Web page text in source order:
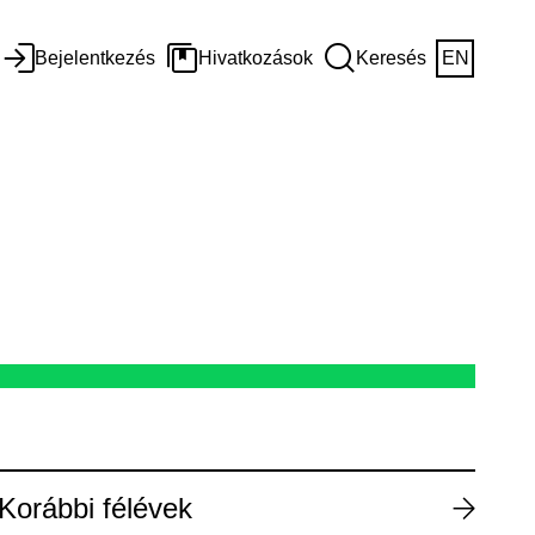
Bejelentkezés Hivatkozások Keresés EN
Korábbi félévek